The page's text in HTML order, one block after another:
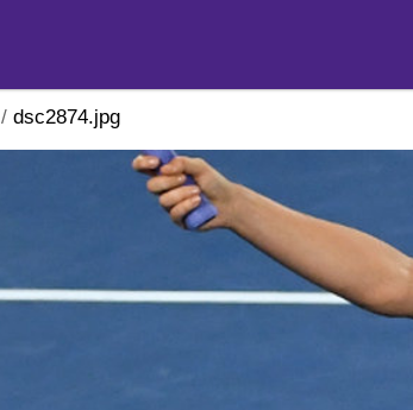
/dsc2874.jpg